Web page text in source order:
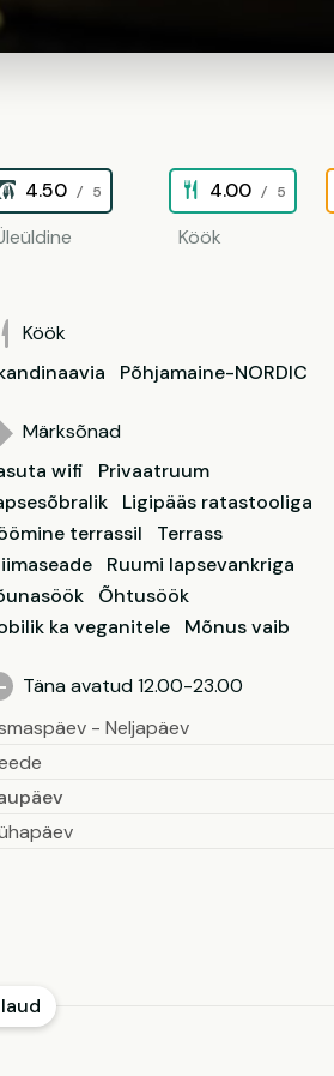
4.50 / 5 4.00/ 5
Köök
Köök
Põhjamaine-NORDIC
Märksõnad
wifi
Privaatruum
Ligipääs ratastooliga
terrassil
Terrass
Ruumi lapsevankriga
Õhtusöök
ka veganitele
Mõnus vaib
Täna avatud 12.00-23.00
- Neljapäev